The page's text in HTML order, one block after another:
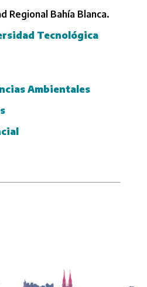
Regional Bahía Blanca.
Tecnológica
Ambientales